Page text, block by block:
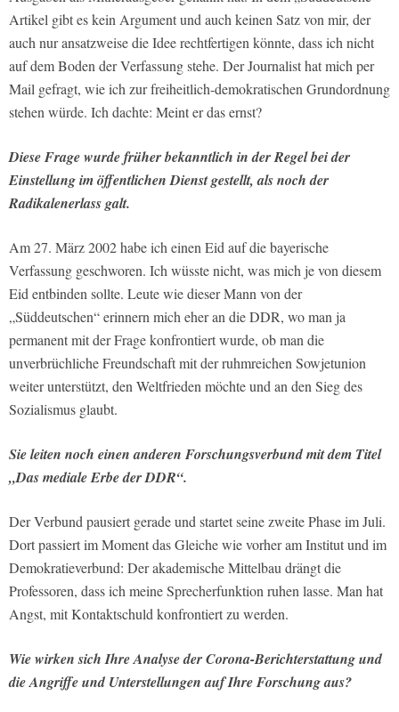
Artikel gibt es kein Argument und auch keinen Satz von mir, der
auch nur ansatzweise die Idee rechtfertigen könnte, dass ich nicht
auf dem Boden der Verfassung stehe. Der Journalist hat mich per
Mail gefragt, wie ich zur freiheitlich-demokratischen Grundordnung
stehen würde. Ich dachte: Meint er das ernst?
Diese Frage wurde früher bekanntlich in der Regel bei der
Einstellung im öffentlichen Dienst gestellt, als noch der
Radikalenerlass galt.
Am 27. März 2002 habe ich einen Eid auf die bayerische
Verfassung geschworen. Ich wüsste nicht, was mich je von diesem
Eid entbinden sollte. Leute wie dieser Mann von der
„Süddeutschen“ erinnern mich eher an die DDR, wo man ja
permanent mit der Frage konfron­tiert wurde, ob man die
unverbrüchli­che Freundschaft mit der ruhmreichen Sowjetunion
weiter unterstützt, den Weltfrieden möchte und an den Sieg des
Sozialismus glaubt.
Sie leiten noch einen anderen Forschungsverbund mit dem Titel
„Das mediale Erbe der DDR“.
Der Verbund pausiert gerade und star­tet seine zweite Phase im Juli.
Dort passiert im Moment das Gleiche wie vorher am Institut und im
Demokratie­verbund: Der akademische Mittelbau drängt die
Professoren, dass ich meine Sprecherfunktion ruhen lasse. Man hat
Angst, mit Kontaktschuld konfrontiert zu werden.
Wie wirken sich Ihre Analyse der Corona-Berichterstattung und
die Angriffe und Unterstellungen auf Ihre Forschung aus?